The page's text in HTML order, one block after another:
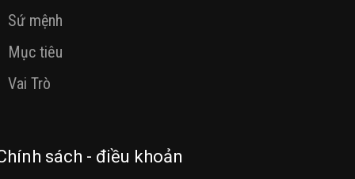
Sứ mệnh
Mục tiêu
Vai Trò
sách - điều khoản